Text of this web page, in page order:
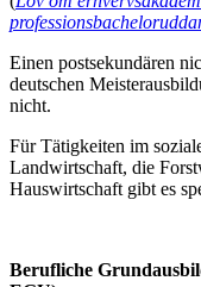
Einen postsekundären
deutschen
nicht.
Für Tätigkeiten im
Landwirtschaft, die
Hauswirtschaft gibt es
Berufliche